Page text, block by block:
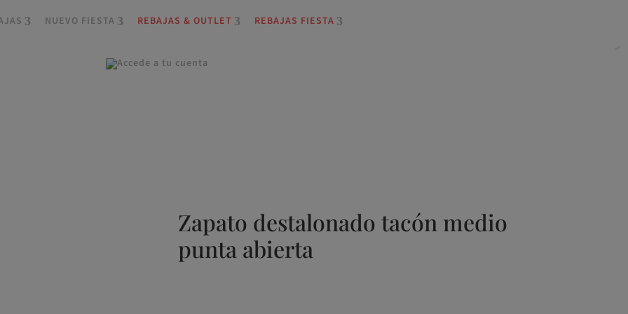
NUEVO FIESTA REBAJAS & OUTLET REBAJAS FIESTA
Zapato destalonado tacón medio
punta abierta